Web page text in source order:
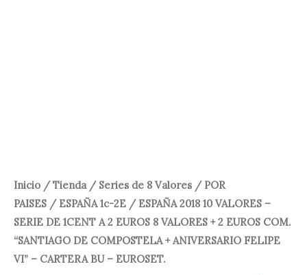
Inicio /Tienda/ Series de 8 Valores / POR
PAISES / ESPAÑA 1c-2E / ESPAÑA 2018 10 VALORES –
SERIE DE 1CENT A 2 EUROS 8 VALORES + 2 EUROS COM.
“SANTIAGO DE COMPOSTELA + ANIVERSARIO FELIPE
VI” – CARTERA BU – EUROSET.